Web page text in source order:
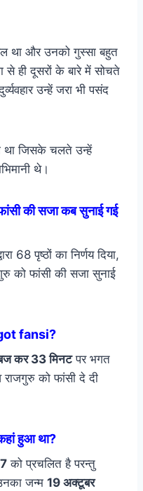
था और उनको गुस्सा बहुत
से ही दूसरों के बारे में सोचते
उन्हें जरा भी पसंद
था जिसके चलते उन्हें
थे।
की सजा कब सुनाई गई
68 पृष्ठों का निर्णय दिया,
को फांसी की सजा सुनाई
fansi?
कर 33 मिनटपर भगत
को फांसी दे दी
हुआ था?
को प्रचलित है परन्तु
जन्म 19 अक्टूबर